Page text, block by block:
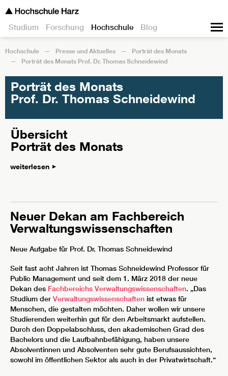
Studium Forschung Hochschule Blog
Hochschule Presse und Aktuelles
Porträt des Monats
Porträt des Monats Prof. Dr. Thomas Schneidewind
Porträt des Monats
Prof. Dr. Thomas Schneidewind
Übersicht
Porträt des Monats
weiterlesen
Neuer Dekan am Fachbereich
Verwaltungswissenschaften
Neue Aufgabe für Prof. Dr. Thomas Schneidewind
Seit fast acht Jahren ist Thomas Schneidewind Professor für
Public Management und seit dem 1. März 2018 der neue
Dekan des Fachbereichs Verwaltungswissenschaften. „Das
Studium der Verwaltungswissenschaften ist etwas für
Menschen, die gestalten möchten. Daher wollen wir unsere
Studierenden weiterhin gut für den Arbeitsmarkt aufstellen.
Durch den Doppelabschluss, den akademischen Grad des
Bachelors und die Laufbahnbefähigung, haben unsere
Absolventinnen und Absolventen sehr gute Berufsaussichten,
sowohl im öffentlichen Sektor als auch in der Privatwirtschaft.“